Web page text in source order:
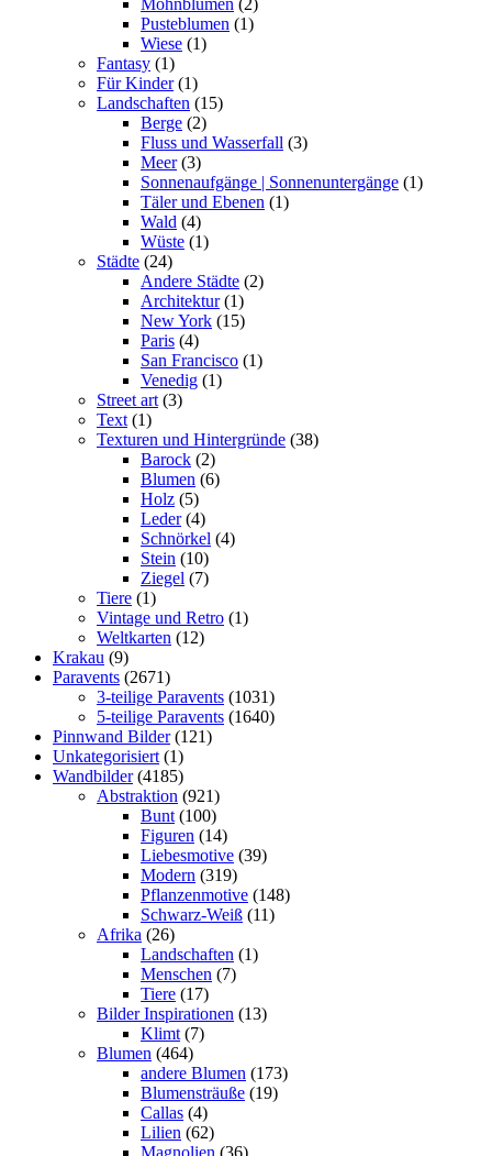
Mohnblumen (2)
Pusteblumen (1)
Wiese (1)
Fantasy (1)
Für Kinder (1)
Landschaften (15)
Berge (2)
Fluss und Wasserfall (3)
Meer (3)
Sonnenaufgänge | Sonnenuntergänge (1)
Täler und Ebenen (1)
Wald (4)
Wüste (1)
Städte (24)
Andere Städte (2)
Architektur (1)
New York (15)
Paris (4)
San Francisco (1)
Venedig (1)
Street art (3)
Text (1)
Texturen und Hintergründe (38)
Barock (2)
Blumen (6)
Holz (5)
Leder (4)
Schnörkel (4)
Stein (10)
Ziegel (7)
Tiere (1)
Vintage und Retro (1)
Weltkarten (12)
Krakau (9)
Paravents (2671)
3-teilige Paravents (1031)
5-teilige Paravents (1640)
Pinnwand Bilder (121)
Unkategorisiert (1)
Wandbilder (4185)
Abstraktion (921)
Bunt (100)
Figuren (14)
Liebesmotive (39)
Modern (319)
Pflanzenmotive (148)
Schwarz-Weiß (11)
Afrika (26)
Landschaften (1)
Menschen (7)
Tiere (17)
Bilder Inspirationen (13)
Klimt (7)
Blumen (464)
andere Blumen (173)
Blumensträuße (19)
Callas (4)
Lilien (62)